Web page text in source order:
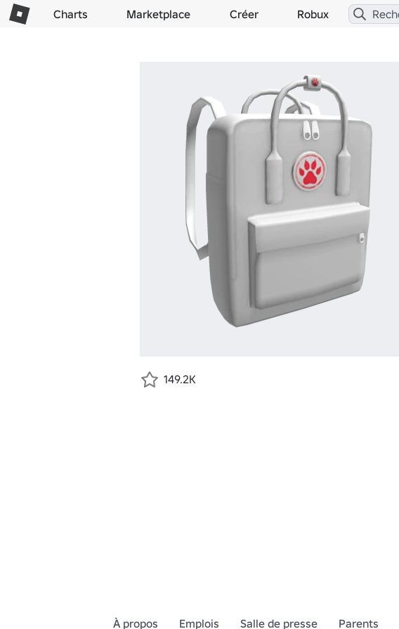
Charts Marketplace Créer Robux
149.2K
À propos Emplois Salle de presse Parents